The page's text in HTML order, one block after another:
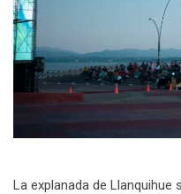
La explanada de Llanquihue